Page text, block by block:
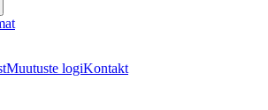
Muutuste logiKontakt